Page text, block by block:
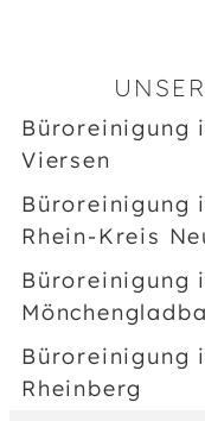
Büroreinigung
Viersen
Büroreinigung
Rhein-Kreis
Büroreinigung
Büroreinigung
Rheinberg